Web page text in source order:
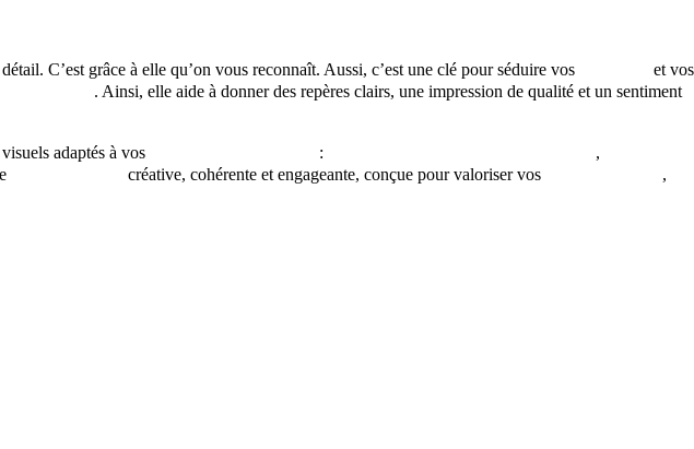
détail. C’est grâce à elle qu’on vous reconnaît. Aussi, c’est une clé pour séduire vos
et vos
. Ainsi, elle aide à donner des repères clairs, une impression de qualité et un sentiment
adaptés à vos : ,
créative, cohérente et engageante, conçue pour valoriser vos
,